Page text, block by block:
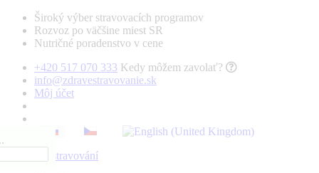
Široký výber stravovacích programov
Rozvoz po väčšine miest SR
Nutričné poradenstvo v cene
+420 517 070 333 Kedy môžem zavolať?
info@zdravestravovanie.sk
Môj účet